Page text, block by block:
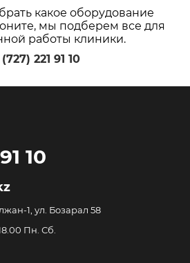
какое оборудование
мы подберем все для
работы клиники.
221 91 10
10
1, ул. Бозарал 58
Пн. Сб.